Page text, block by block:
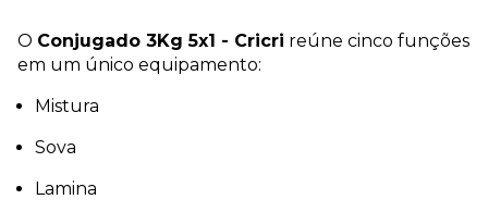
O Conjugado 3Kg 5x1 - Cricri reúne cinco funções
em um único equipamento:
Mistura
Sova
Lamina